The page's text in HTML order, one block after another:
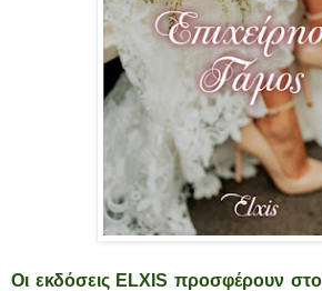
Οι εκδόσεις ELXIS προσφέρουν